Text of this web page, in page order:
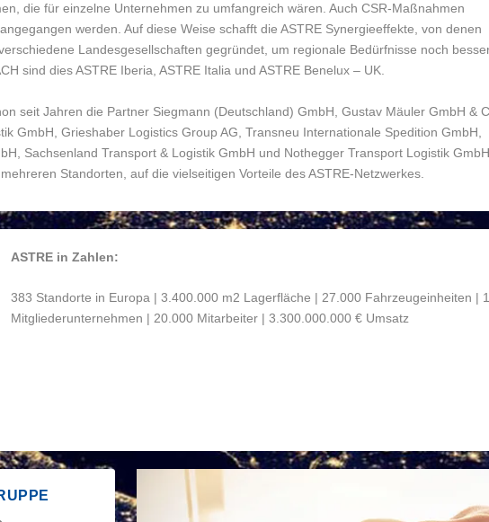
die für einzelne Unternehmen zu umfangreich wären. Auch CSR-Maßnahmen
werden. Auf diese Weise schafft die ASTRE Synergieeffekte, von denen
Landesgesellschaften gegründet, um regionale Bedürfnisse noch
sind dies ASTRE Iberia, ASTRE Italia und ASTRE Benelux – UK.
seit Jahren die Partner Siegmann (Deutschland) GmbH, Gustav Mäuler GmbH &
GmbH, Grieshaber Logistics Group AG, Transneu Internationale Spedition GmbH,
Sachsenland Transport & Logistik GmbH und Nothegger Transport Logistik GmbH
Standorten, auf die vielseitigen Vorteile des ASTRE-Netzwerkes.
ASTRE in Zahlen:
383 Standorte in Europa | 3.400.000 m2 Lagerfläche | 27.000 Fahrzeugeinheiten |
Mitgliederunternehmen | 20.000 Mitarbeiter | 3.300.000.000 € Umsatz